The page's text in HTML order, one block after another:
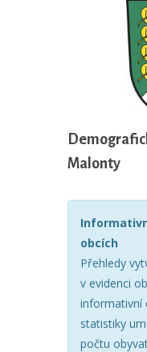
Malonty
obcích
Přehledy
v evidenci
informativní
statistiky
počtu